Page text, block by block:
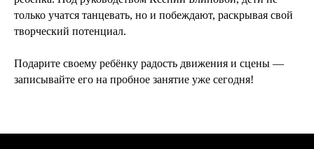
только учатся танцевать, но и побеждают, раскрывая свой
творческий потенциал.
Подарите своему ребёнку радость движения и сцены —
записывайте его на пробное занятие уже сегодня!